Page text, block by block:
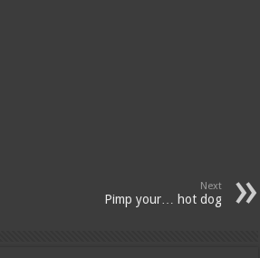
Next
Pimp your… hot dog